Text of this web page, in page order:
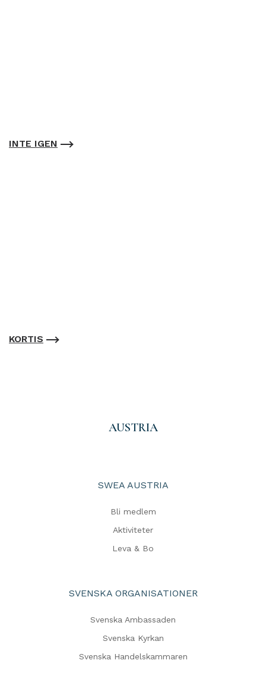
INTE IGEN
KORTIS
AUSTRIA
SWEA AUSTRIA
Bli medlem
Aktiviteter
Leva & Bo
SVENSKA ORGANISATIONER
Svenska Ambassaden
Svenska Kyrkan
Svenska Handelskammaren